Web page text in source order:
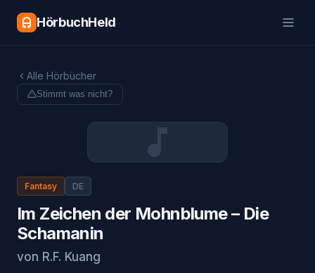
HörbuchHeld
Alle Hörbücher
Stimmt was nicht?
Fantasy DE
Im Zeichen der Mohnblume – Die
Schamanin
von R.F. Kuang